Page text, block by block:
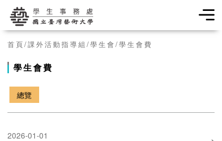
學生事務處
首頁 課外活動指導組 學生會 學生會費
學生會費
總覽
2026-01-01